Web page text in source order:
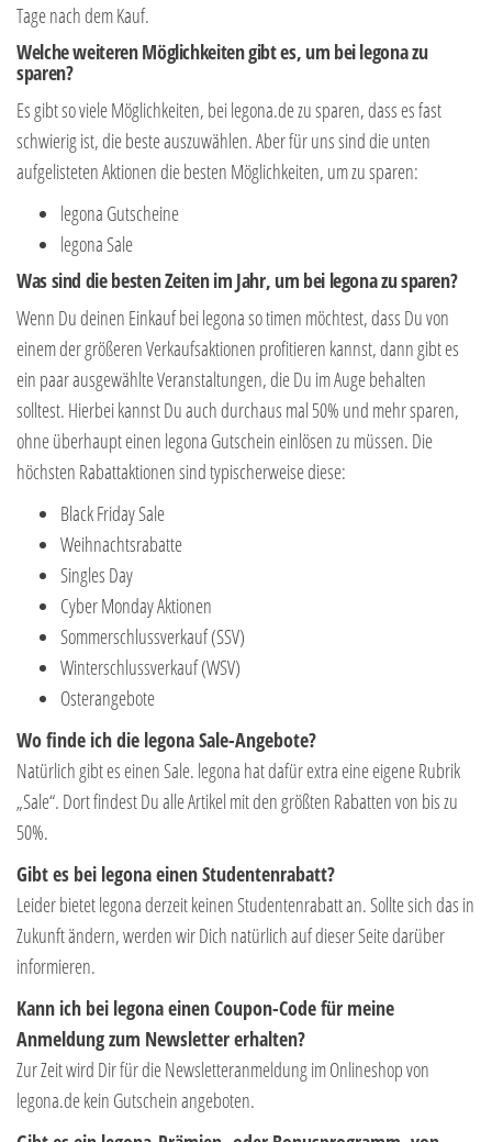
Tage nach dem Kauf.
Welche weiteren Möglichkeiten gibt es, um bei legona zu
sparen?
Es gibt so viele Möglichkeiten, bei legona.de zu sparen, dass es fast
schwierig ist, die beste auszuwählen. Aber für uns sind die unten
aufgelisteten Aktionen die besten Möglichkeiten, um zu sparen:
legona Gutscheine
legona Sale
Was sind die besten Zeiten im Jahr, um bei legona zu sparen?
Wenn Du deinen Einkauf bei legona so timen möchtest, dass Du von
einem der größeren Verkaufsaktionen profitieren kannst, dann gibt es
ein paar ausgewählte Veranstaltungen, die Du im Auge behalten
solltest. Hierbei kannst Du auch durchaus mal 50% und mehr sparen,
ohne überhaupt einen legona Gutschein einlösen zu müssen. Die
höchsten Rabattaktionen sind typischerweise diese:
Black Friday Sale
Weihnachtsrabatte
Singles Day
Cyber Monday Aktionen
Sommerschlussverkauf (SSV)
Winterschlussverkauf (WSV)
Osterangebote
Wo finde ich die legona Sale-Angebote?
Natürlich gibt es einen Sale. legona hat dafür extra eine eigene Rubrik
„Sale“. Dort findest Du alle Artikel mit den größten Rabatten von bis zu
50%.
Gibt es bei legona einen Studentenrabatt?
Leider bietet legona derzeit keinen Studentenrabatt an. Sollte sich das in
Zukunft ändern, werden wir Dich natürlich auf dieser Seite darüber
informieren.
Kann ich bei legona einen Coupon-Code für meine
Anmeldung zum Newsletter erhalten?
Zur Zeit wird Dir für die Newsletteranmeldung im Onlineshop von
legona.de kein Gutschein angeboten.